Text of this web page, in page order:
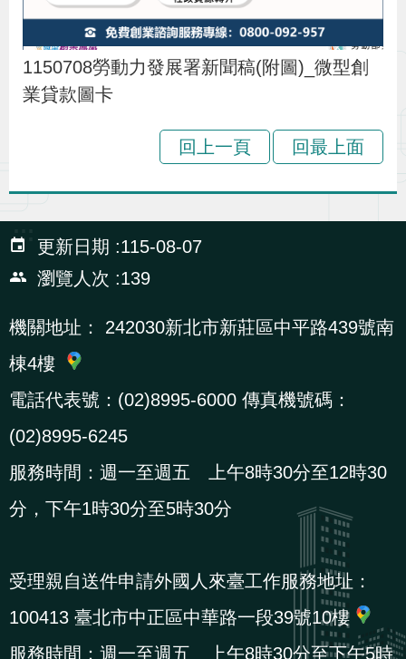
圖
1150708勞動力發展署新聞稿(附圖)_微型創
業貸款圖卡
回上一頁 回最上面
:::
更新日期
115-08-07
瀏覽人次
139
機關地址：
242030新北市新莊區中平路439號南
棟4樓
電話代表號：(02)8995-6000 傳真機號碼：
(02)8995-6245
服務時間：週一至週五 上午8時30分至12時30
分，下午1時30分至5時30分
受理親自送件申請外國人來臺工作服務地址：
100413 臺北市中正區中華路一段39號10樓
服務時間：週一至週五 上午8時30分至下午5時